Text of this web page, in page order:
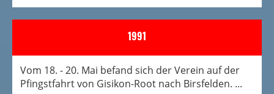
1991
Vom 18. - 20. Mai befand sich der Verein auf der
Pfingstfahrt von Gisikon-Root nach Birsfelden. ...